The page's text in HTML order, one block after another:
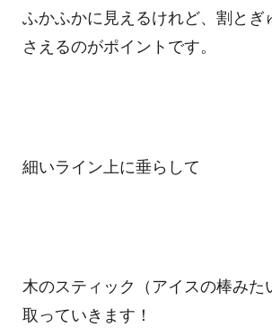
ふかふかに見えるけれど、割とぎ
さえるのがポイントです。
細いライン上に垂らして
木のスティック（アイスの棒みた
取っていきます！